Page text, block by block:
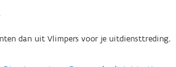
dan uit Vlimpers voor je uitdiensttreding.